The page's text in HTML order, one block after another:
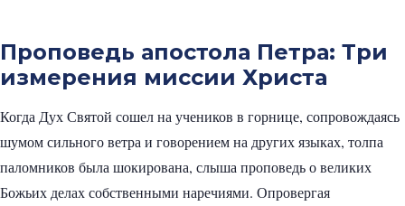
Проповедь апостола Петра: Три
измерения миссии Христа
Когда Дух Святой сошел на учеников в горнице, сопровождаясь
шумом сильного ветра и говорением на других языках, толпа
паломников была шокирована, слыша проповедь о великих
Божьих делах собственными наречиями. Опровергая